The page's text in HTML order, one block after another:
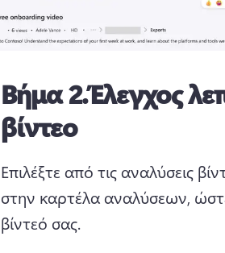
Βήμα 2.Έλεγχος
βίντεο
Επιλέξτε από τις αναλύσεις
στην καρτέλα αναλύσεων,
βίντεό σας.